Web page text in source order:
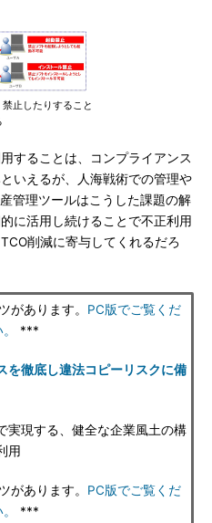
止したりすること
することは、コンプライアンス
いえるが、人海戦術での管理や
管理ツールはこうした課題の解
に活用し続けることで不正利用
削減に寄与してくれるだろ
があります。 PC版でご覧くだ
***
を徹底し違法コピーリスクに備
実現する、健全な企業風土の構
用
があります。 PC版でご覧くだ
***